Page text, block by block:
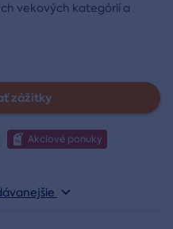
vekových kategórií a
zážitky
Akciové ponuky